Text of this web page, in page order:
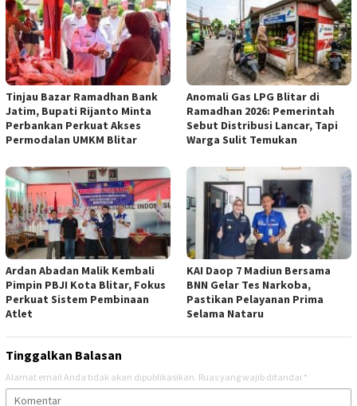
Tinjau Bazar Ramadhan Bank
Jatim, Bupati Rijanto Minta
Perbankan Perkuat Akses
Permodalan UMKM Blitar
Anomali Gas LPG Blitar di
Ramadhan 2026: Pemerintah
Sebut Distribusi Lancar, Tapi
Warga Sulit Temukan
Ardan Abadan Malik Kembali
Pimpin PBJI Kota Blitar, Fokus
Perkuat Sistem Pembinaan
Atlet
KAI Daop 7 Madiun Bersama
BNN Gelar Tes Narkoba,
Pastikan Pelayanan Prima
Selama Nataru
Tinggalkan Balasan
Alamat email Anda tidak akan dipublikasikan. Ruas yang wajib ditandai *